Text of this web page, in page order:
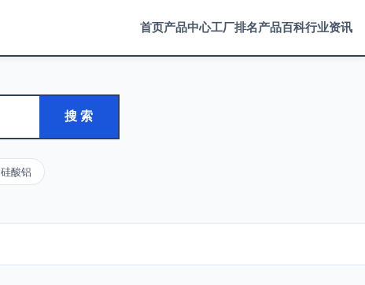
首页产品中心工厂排名产品百科行业资讯
搜 索
硅酸铝